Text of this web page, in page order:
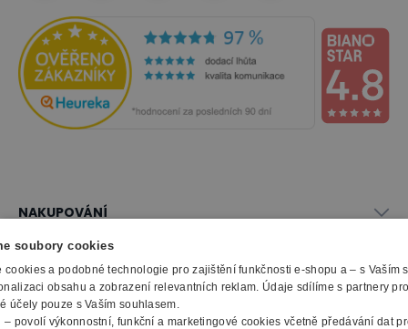
NAKUPOVÁNÍ
Vše o nákupu
Obchodní podmínky
Doprava a montáž
Možnosti platby
SLUŽBY
Naše katalogy
Reklamační formulář
O FIRMĚ
soubory cookies
cookies a podobné technologie pro zajištění funkčnosti e-shopu a – s Vaším
obsahu a zobrazení relevantních reklam. Údaje sdílíme s partnery
účely pouze s Vaším souhlasem.
– povolí výkonnostní, funkční a marketingové cookies včetně předávání dat